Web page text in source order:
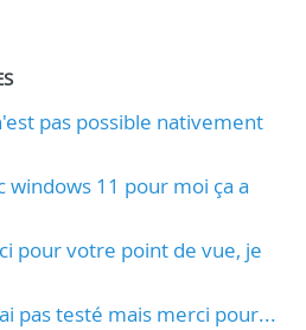
pas possible nativement
windows 11 pour moi ça a
pour votre point de vue, je
pas testé mais merci pour...